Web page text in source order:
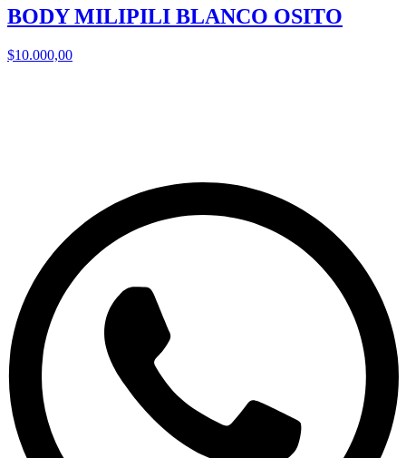
BODY MILIPILI BLANCO OSITO
$10.000,00